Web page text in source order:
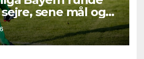
sene mål og